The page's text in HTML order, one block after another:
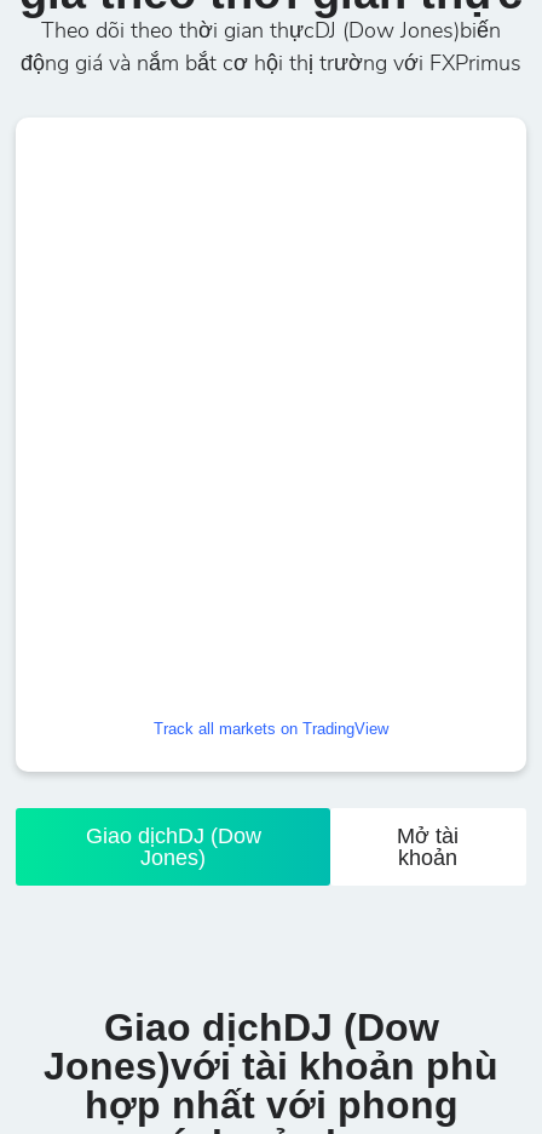
Theo dõi theo thời gian thựcDJ (Dow Jones)biến
động giá và nắm bắt cơ hội thị trường với FXPrimus
Track all markets on TradingView
Giao dịchDJ (Dow
Jones)
Mở tài
khoản
Giao dịchDJ (Dow
Jones)với tài khoản phù
hợp nhất với phong